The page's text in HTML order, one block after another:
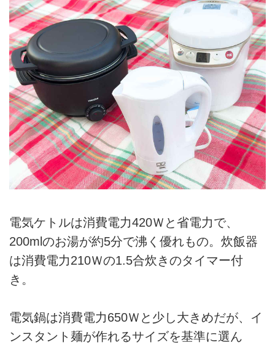
電気ケトルは消費電力420Ｗと省電力で、
200mlのお湯が約5分で沸く優れもの。炊飯器
は消費電力210Ｗの1.5合炊きのタイマー付
き。
電気鍋は消費電力650Ｗと少し大きめだが、イ
ンスタント麺が作れるサイズを基準に選ん